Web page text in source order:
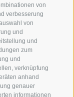
von
verbesserung
von
und
und
zum
und
verknüpfung
anhand
genauer
informationen